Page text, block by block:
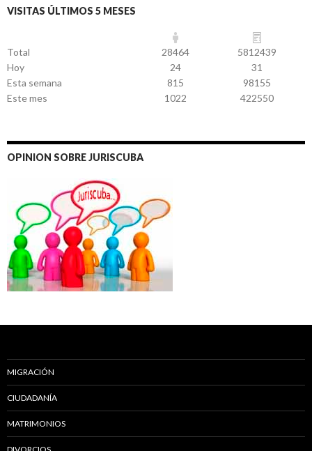
VISITAS ÚLTIMOS 5 MESES
Total 28464
5812439
Hoy
24
31
Esta semana
815
98155
Este mes
1022 422550
OPINION SOBRE JURISCUBA
MIGRACIÓN
CIUDADANÍA
MATRIMONIOS